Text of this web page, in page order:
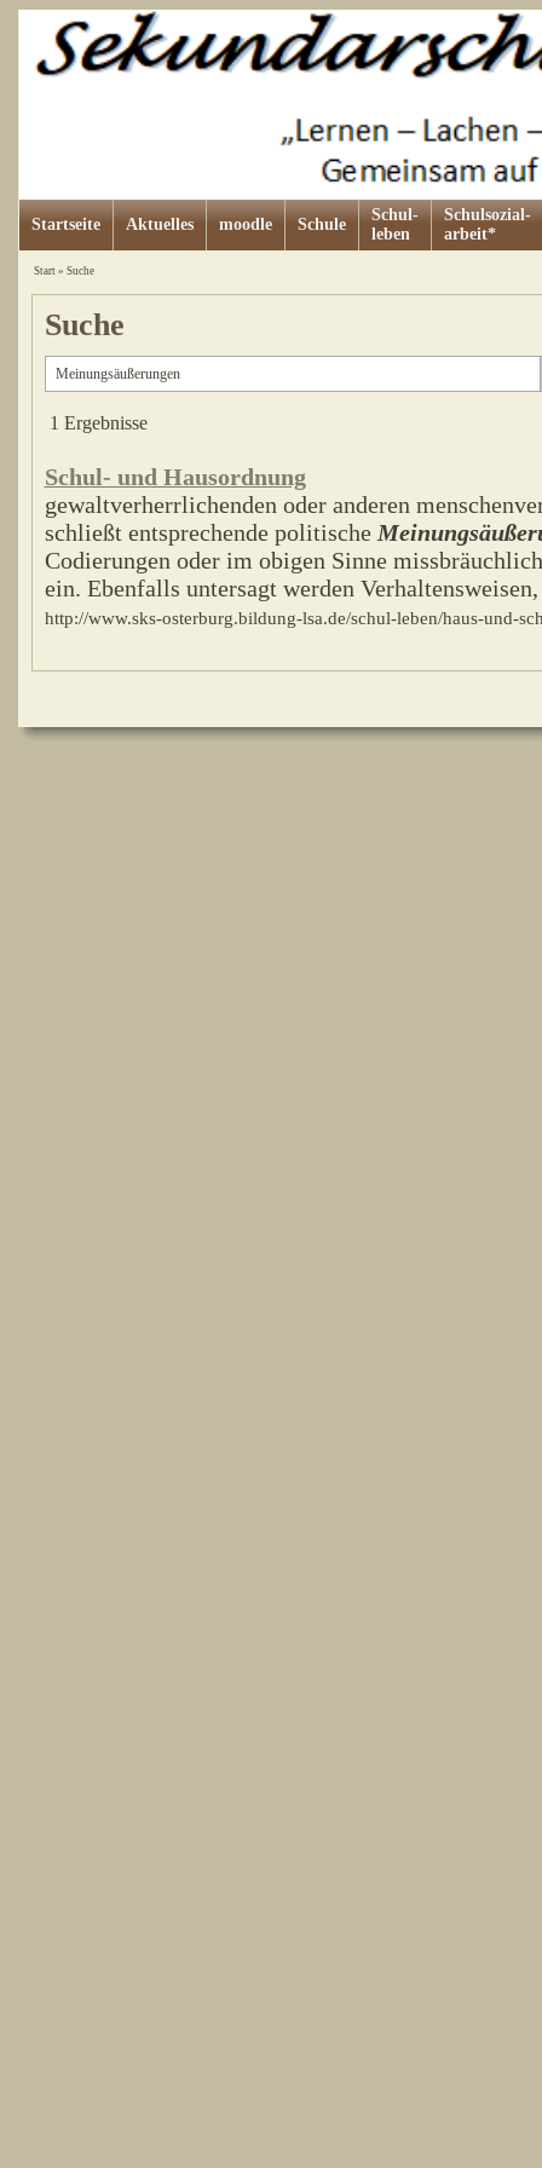
Startseite Aktuelles moodle Schule
Schul-
leben
Schulsozial-
arbeit*
Start» Suche
Suche
1 Ergebnisse
Schul- und Hausordnung
gewaltverherrlichenden oder anderen
schließt entsprechende politische
Codierungen oder im obigen Sinne
ein. Ebenfalls untersagt werden
http://www.sks-osterburg.bildung-lsa.de/schul-leben/haus-und-